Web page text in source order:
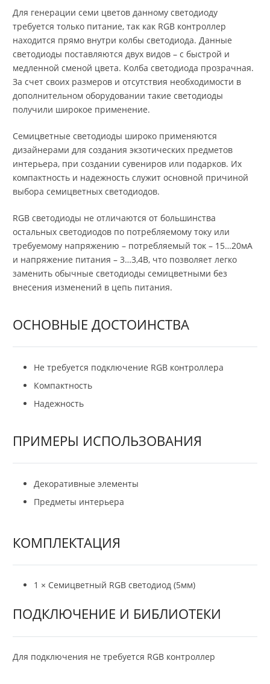
Для генерации семи цветов данному светодиоду
требуется только питание, так как RGB контроллер
находится прямо внутри колбы светодиода. Данные
светодиоды поставляются двух видов – с быстрой и
медленной сменой цвета. Колба светодиода прозрачная.
За счет своих размеров и отсутствия необходимости в
дополнительном оборудовании такие светодиоды
получили широкое применение.
Семицветные светодиоды широко применяются
дизайнерами для создания экзотических предметов
интерьера, при создании сувениров или подарков. Их
компактность и надежность служит основной причиной
выбора семицветных светодиодов.
RGB светодиоды не отличаются от большинства
остальных светодиодов по потребляемому току или
требуемому напряжению – потребляемый ток – 15…20мА
и напряжение питания – 3…3,4В, что позволяет легко
заменить обычные светодиоды семицветными без
внесения изменений в цепь питания.
ОСНОВНЫЕ ДОСТОИНСТВА
Не требуется подключение RGB контроллера
Компактность
Надежность
ПРИМЕРЫ ИСПОЛЬЗОВАНИЯ
Декоративные элементы
Предметы интерьера
КОМПЛЕКТАЦИЯ
1 × Семицветный RGB светодиод (5мм)
ПОДКЛЮЧЕНИЕ И БИБЛИОТЕКИ
Для подключения не требуется RGB контроллер